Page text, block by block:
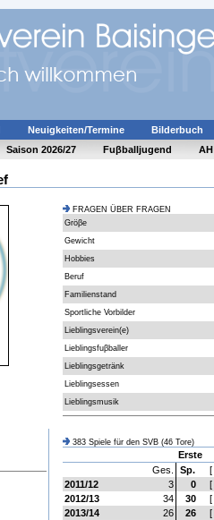
Neuigkeiten/Termine
Bilderbuch
Saison 2026/27 Fuβballjugend AH
FRAGEN ÜBER FRAGEN
Gröβe
Gewicht
Hobbies
Beruf
Familienstand
Sportliche Vorbilder
Lieblingsverein(e)
Lieblingsfuβballer
Lieblingsgetränk
Lieblingsessen
Lieblingsmusik
383 Spiele für den SVB (46 Tore)
Erste
Ges.
Sp.
[
2011/12
3 0
[
2012/13
34 30
[
2013/14
26 26
[